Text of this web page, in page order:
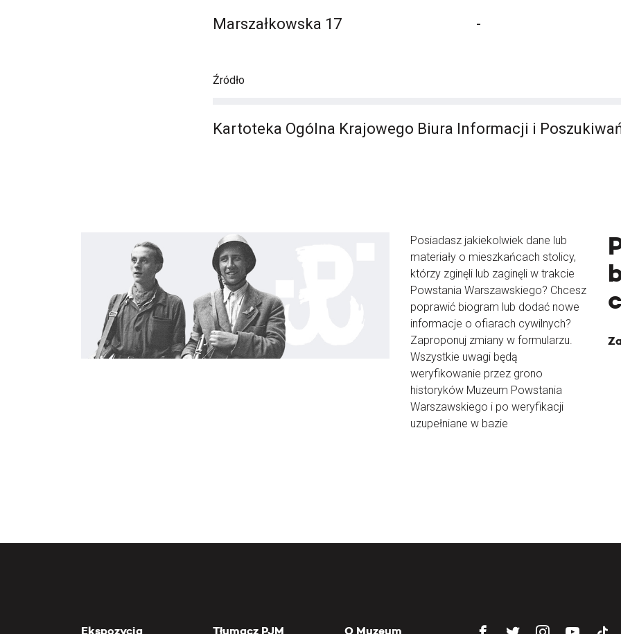
Marszałkowska 17 -
Źródło
Kartoteka Ogólna Krajowego Biura Informacji i
Posiadasz jakiekolwiek dane lub
materiały o mieszkańcach stolicy,
którzy zginęli lub zaginęli w trakcie
Powstania Warszawskiego? Chcesz
poprawić biogram lub dodać nowe
informacje o ofiarach cywilnych?
Zaproponuj zmiany w formularzu.
Wszystkie uwagi będą
weryfikowanie przez grono
historyków Muzeum Powstania
Warszawskiego i po weryfikacji
uzupełniane w bazie
Ekspozycja Tłumacz PJM O Muzeum